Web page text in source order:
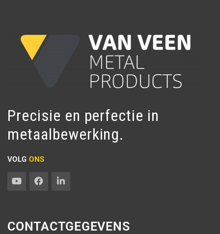
Precisie en perfectie in
metaalbewerking.
VOLGONS
CONTACTGEGEVENS